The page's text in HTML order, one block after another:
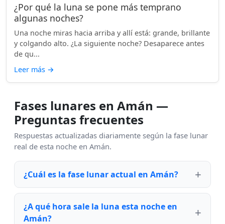
¿Por qué la luna se pone más temprano
algunas noches?
Una noche miras hacia arriba y allí está: grande, brillante
y colgando alto. ¿La siguiente noche? Desaparece antes
de qu...
Leer más →
Fases lunares en Amán —
Preguntas frecuentes
Respuestas actualizadas diariamente según la fase lunar
real de esta noche en Amán.
¿Cuál es la fase lunar actual en Amán?
¿A qué hora sale la luna esta noche en
Amán?